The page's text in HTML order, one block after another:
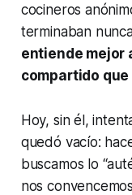
cocineros
terminaban
entiende mejor
compartido que
Hoy, sin él,
quedó vacío:
buscamos lo
nos